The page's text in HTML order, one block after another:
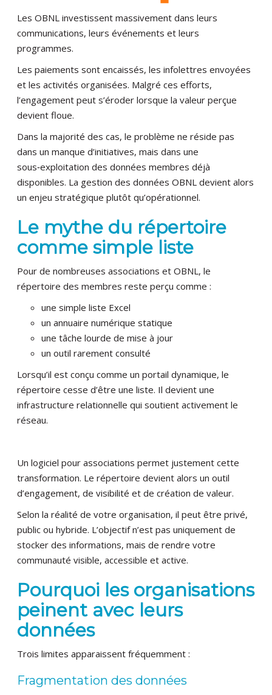
Les OBNL investissent massivement dans leurs
communications, leurs événements et leurs
programmes.
Les paiements sont encaissés, les infolettres envoyées
et les activités organisées. Malgré ces efforts,
l’engagement peut s’éroder lorsque la valeur perçue
devient floue.
Dans la majorité des cas, le problème ne réside pas
dans un manque d’initiatives, mais dans une
sous‑exploitation des données membres déjà
disponibles. La gestion des données OBNL devient alors
un enjeu stratégique plutôt qu’opérationnel.
Le mythe du répertoire
comme simple liste
Pour de nombreuses associations et OBNL, le
répertoire des membres reste perçu comme :
une simple liste Excel
un annuaire numérique statique
une tâche lourde de mise à jour
un outil rarement consulté
Lorsqu’il est conçu comme un portail dynamique, le
répertoire cesse d’être une liste. Il devient une
infrastructure relationnelle qui soutient activement le
réseau.
Un logiciel pour associations permet justement cette
transformation. Le répertoire devient alors un outil
d’engagement, de visibilité et de création de valeur.
Selon la réalité de votre organisation, il peut être privé,
public ou hybride. L’objectif n’est pas uniquement de
stocker des informations, mais de rendre votre
communauté visible, accessible et active.
Pourquoi les organisations
peinent avec leurs
données
Trois limites apparaissent fréquemment :
Fragmentation des données